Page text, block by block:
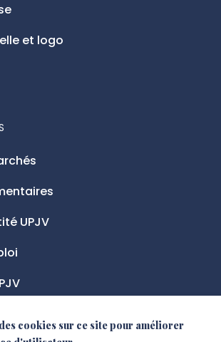
UPJV
et logo
cookies sur ce site pour améliorer